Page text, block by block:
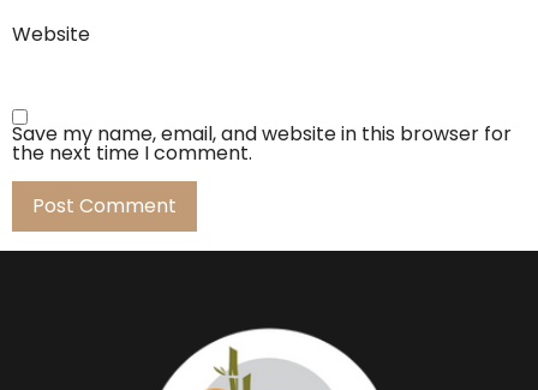
Website
Save my name, email, and website in this browser for
the next time I comment.